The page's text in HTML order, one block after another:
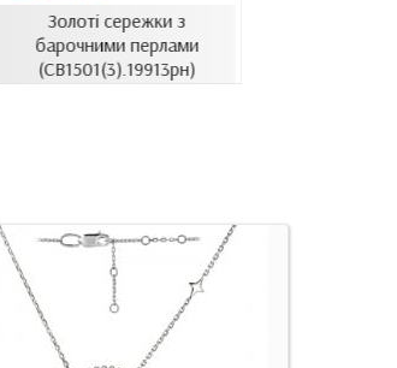
Золоті сережки з
барочними перлами
(СВ1501(3).19913рн)